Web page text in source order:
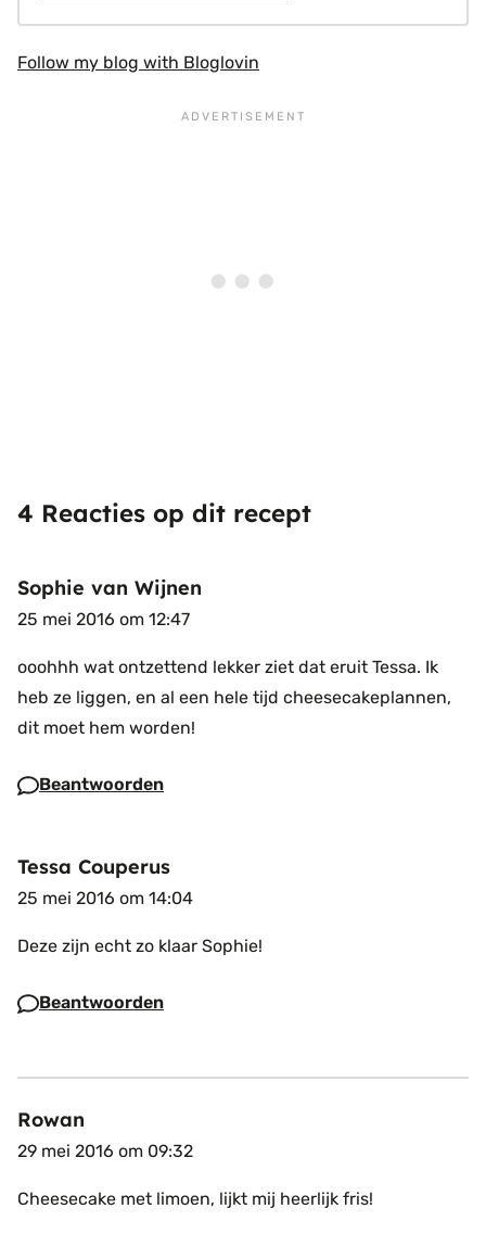
Follow my blog with Bloglovin
4 Reacties op dit recept
Sophie van Wijnen
25 mei 2016 om 12:47
ooohhh wat ontzettend lekker ziet dat eruit Tessa. Ik
heb ze liggen, en al een hele tijd cheesecakeplannen,
dit moet hem worden!
Beantwoorden
Tessa Couperus
25 mei 2016 om 14:04
Deze zijn echt zo klaar Sophie!
Beantwoorden
Rowan
29 mei 2016 om 09:32
Cheesecake met limoen, lijkt mij heerlijk fris!